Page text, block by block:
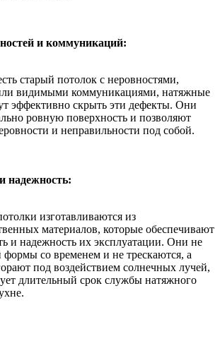
и коммуникаций:
старый потолок с неровностями,
видимыми коммуникациями, натяжные
эффективно скрыть эти дефекты. Они
ровную поверхность и позволяют
и неправильности под собой.
надежность:
изготавливаются из
материалов, которые обеспечивают
и надежность их эксплуатации. Они не
формы со временем и не трескаются, а
под воздействием солнечных лучей,
длительный срок службы натяжного